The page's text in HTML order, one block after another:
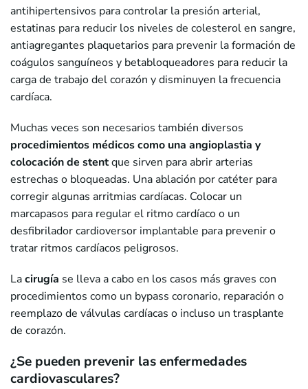
antihipertensivos para controlar la presión arterial,
estatinas para reducir los niveles de colesterol en sangre,
antiagregantes plaquetarios para prevenir la formación de
coágulos sanguíneos y betabloqueadores para reducir la
carga de trabajo del corazón y disminuyen la frecuencia
cardíaca.
Muchas veces son necesarios también diversos
procedimientos médicos como una angioplastia y
colocación de stentque sirven para abrir arterias
estrechas o bloqueadas. Una ablación por catéter para
corregir algunas arritmias cardíacas. Colocar un
marcapasos para regular el ritmo cardíaco o un
desfibrilador cardioversor implantable para prevenir o
tratar ritmos cardíacos peligrosos.
Lacirugía se lleva a cabo en los casos más graves con
procedimientos como un bypass coronario, reparación o
reemplazo de válvulas cardíacas o incluso un trasplante
de corazón.
¿Se pueden prevenir las enfermedades
cardiovasculares?